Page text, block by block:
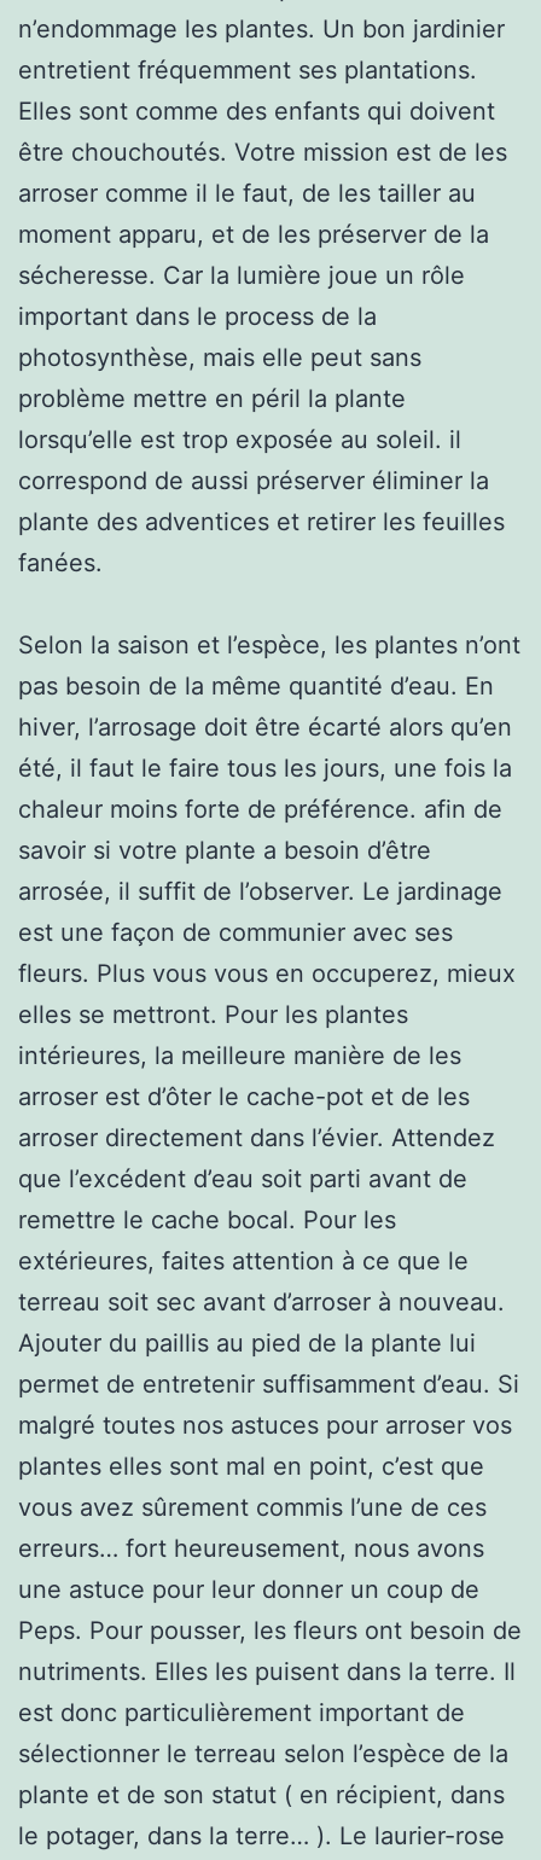
n’endommage les plantes. Un bon jardinier
entretient fréquemment ses plantations.
Elles sont comme des enfants qui doivent
être chouchoutés. Votre mission est de les
arroser comme il le faut, de les tailler au
moment apparu, et de les préserver de la
sécheresse. Car la lumière joue un rôle
important dans le process de la
photosynthèse, mais elle peut sans
problème mettre en péril la plante
lorsqu’elle est trop exposée au soleil. il
correspond de aussi préserver éliminer la
plante des adventices et retirer les feuilles
fanées.
Selon la saison et l’espèce, les plantes n’ont
pas besoin de la même quantité d’eau. En
hiver, l’arrosage doit être écarté alors qu’en
été, il faut le faire tous les jours, une fois la
chaleur moins forte de préférence. afin de
savoir si votre plante a besoin d’être
arrosée, il suffit de l’observer. Le jardinage
est une façon de communier avec ses
fleurs. Plus vous vous en occuperez, mieux
elles se mettront. Pour les plantes
intérieures, la meilleure manière de les
arroser est d’ôter le cache-pot et de les
arroser directement dans l’évier. Attendez
que l’excédent d’eau soit parti avant de
remettre le cache bocal. Pour les
extérieures, faites attention à ce que le
terreau soit sec avant d’arroser à nouveau.
Ajouter du paillis au pied de la plante lui
permet de entretenir suffisamment d’eau. Si
malgré toutes nos astuces pour arroser vos
plantes elles sont mal en point, c’est que
vous avez sûrement commis l’une de ces
erreurs… fort heureusement, nous avons
une astuce pour leur donner un coup de
Peps. Pour pousser, les fleurs ont besoin de
nutriments. Elles les puisent dans la terre. Il
est donc particulièrement important de
sélectionner le terreau selon l’espèce de la
plante et de son statut ( en récipient, dans
le potager, dans la terre… ). Le laurier-rose